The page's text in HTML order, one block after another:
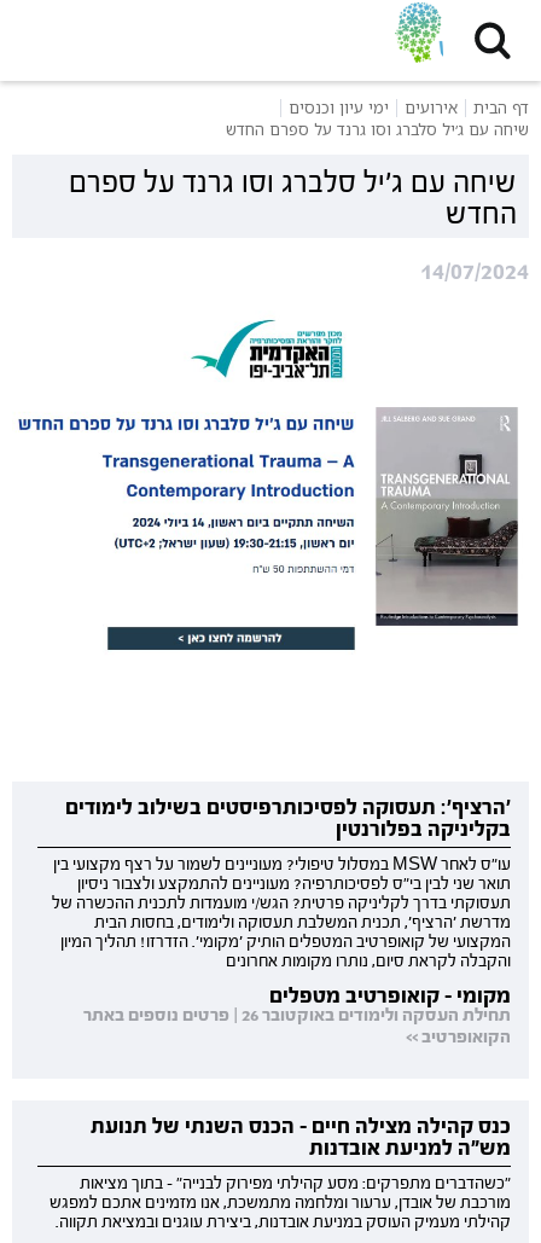
דף הבית אירועים
ימי עיון וכנסים
שיחה עם ג׳יל סלברג וסו גרנד על ספרם החדש
שיחה עם ג׳יל סלברג וסו גרנד על ספרם
החדש
14/07/2024
'הרציף': תעסוקה לפסיכותרפיסטים בשילוב לימודים
בקליניקה בפלורנטין
עו"ס לאחר MSW במסלול טיפולי? מעוניינים לשמור על רצף מקצועי בין
תואר שני לבין בי"ס לפסיכותרפיה? מעוניינים להתמקצע ולצבור ניסיון
תעסוקתי בדרך לקליניקה פרטית? הגש/י מועמדות לתכנית ההכשרה של
מדרשת 'הרציף', תכנית המשלבת תעסוקה ולימודים, בחסות הבית
המקצועי של קואופרטיב המטפלים הותיק 'מקומי'. הזדרזו! תהליך המיון
והקבלה לקראת סיום, נותרו מקומות אחרונים
מקומי - קואופרטיב מטפלים
תחילת העסקה ולימודים באוקטובר 26 | פרטים נוספים באתר
הקואופרטיב >>
כנס קהילה מצילה חיים - הכנס השנתי של תנועת
מש"ה למניעת אובדנות
"כשהדברים מתפרקים: מסע קהילתי מפירוק לבנייה" - בתוך מציאות
מורכבת של אובדן, ערעור ומלחמה מתמשכת, אנו מזמינים אתכם למפגש
קהילתי מעמיק העוסק במניעת אובדנות, ביצירת עוגנים ובמציאת תקווה.